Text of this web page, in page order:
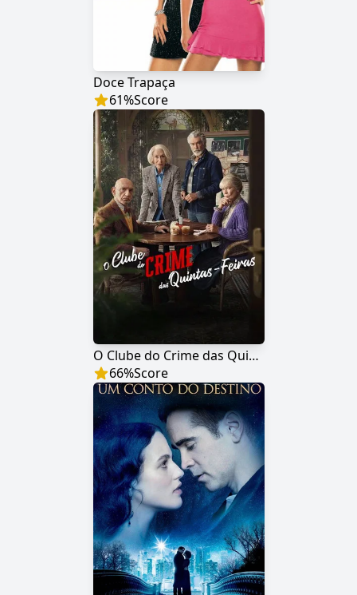
Doce Trapaça
61%Score
O Clube do Crime das Quintas-Feiras
66%Score